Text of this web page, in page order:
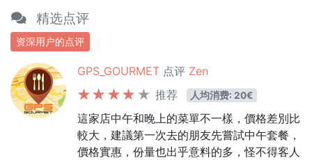
精选点评
资深用户的点评
GPS_GOURMET 点评 Zen
推荐
人均消费: 20€
這家店中午和晚上的菜單不一樣，價格差別比
較大，建議第一次去的朋友先嘗試中午套餐，
價格實惠，份量也出乎意料的多，怪不得客人